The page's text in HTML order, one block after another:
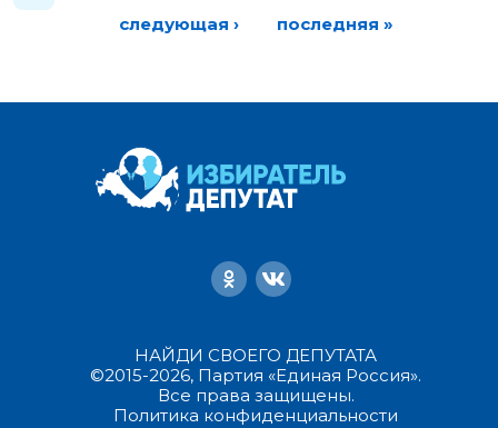
следующая ›
последняя »
НАЙДИ СВОЕГО ДЕПУТАТА
©2015-2026, Партия «Единая Россия».
Все права защищены.
Политика конфиденциальности